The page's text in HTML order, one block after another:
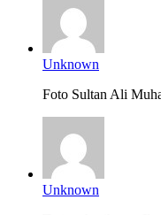
Unknown
Foto Sultan Ali
Unknown